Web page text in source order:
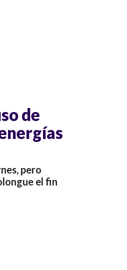
de
pero
el fin